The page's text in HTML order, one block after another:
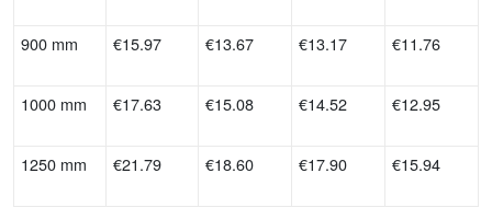
900 mm €15.97 €13.67 €13.17 €11.76
1000 mm €17.63 €15.08 €14.52 €12.95
1250 mm €21.79 €18.60 €17.90 €15.94